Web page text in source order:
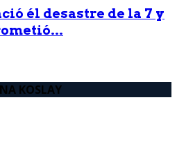
él desastre de la 7 y
KOSLAY